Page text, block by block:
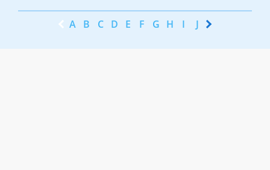
A B C D E F G H I J K